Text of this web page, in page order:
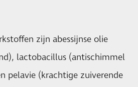
zijn abessijnse olie
lactobacillus (antischimmel
pelavie (krachtige zuiverende